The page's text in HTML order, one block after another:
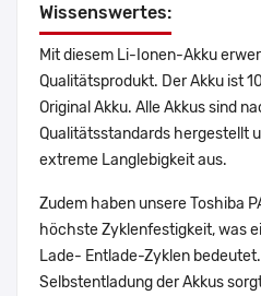
Wissenswertes:
Mit diesem Li-Ionen-Akku
Qualitätsprodukt. Der Akku ist
Original Akku. Alle Akkus sind
Qualitätsstandards hergestellt
extreme Langlebigkeit aus.
Zudem haben unsere Toshiba
höchste Zyklenfestigkeit, was
Lade- Entlade-Zyklen
Selbstentladung der Akkus